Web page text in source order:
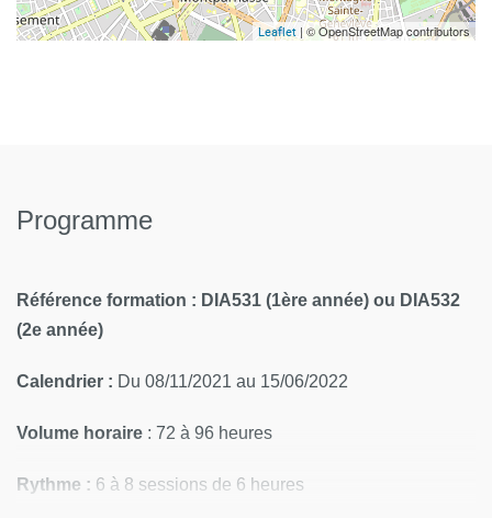
Leaflet | © OpenStreetMap contributors
Programme
Référence formation : DIA531 (1ère année) ou DIA532
(2e année)
Calendrier : Du 08/11/2021 au 15/06/2022
Volume horaire : 72 à 96 heures
Rythme : 6 à 8 sessions de 6 heures